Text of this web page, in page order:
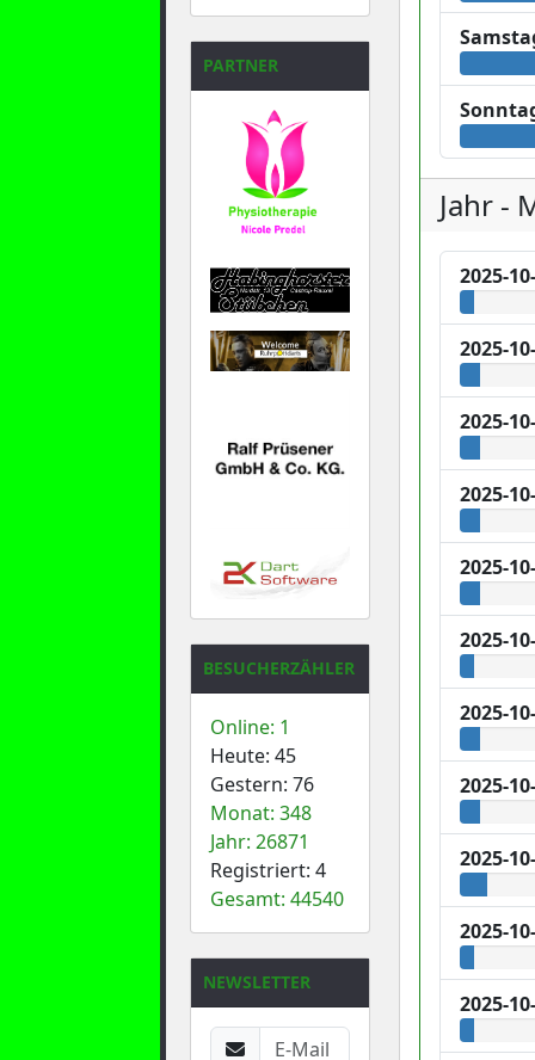
31 1 2 3 4 5 6
PARTNER
BESUCHERZÄHLER
Online: 1
Heute: 45
Gestern: 76
Monat: 348
Jahr: 26871
Registriert: 4
Gesamt: 44540
NEWSLETTER
Jahr -
2025-
2025-
2025-
2025-
2025-
2025-
2025-
2025-
2025-
2025-
2025-